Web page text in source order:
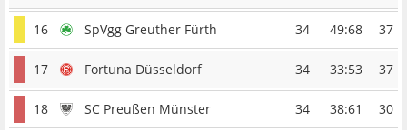
16 SpVgg Greuther Fürth 34 49:68 37
17 Fortuna Düsseldorf 34 33:53 37
18 SC Preußen Münster 34 38:61
30